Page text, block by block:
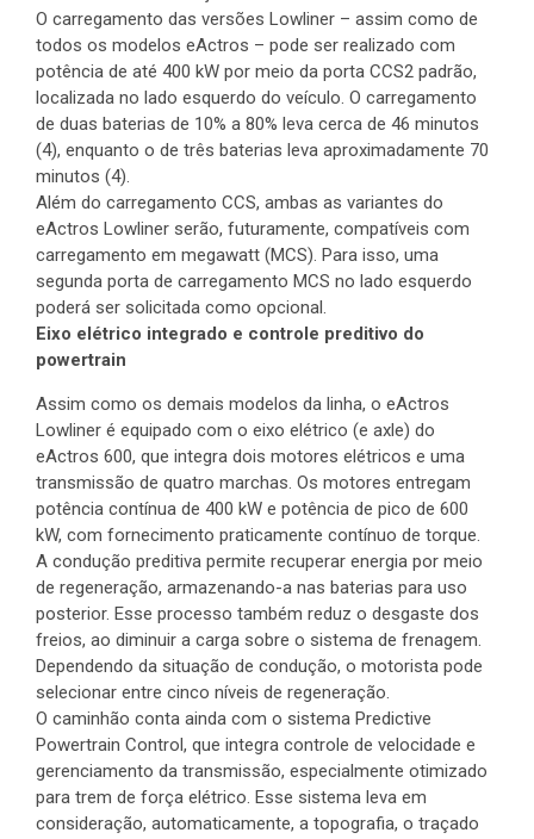
O carregamento das versões Lowliner – assim como de
todos os modelos eActros – pode ser realizado com
potência de até 400 kW por meio da porta CCS2 padrão,
localizada no lado esquerdo do veículo. O carregamento
de duas baterias de 10% a 80% leva cerca de 46 minutos
(4), enquanto o de três baterias leva aproximadamente 70
minutos (4).
Além do carregamento CCS, ambas as variantes do
eActros Lowliner serão, futuramente, compatíveis com
carregamento em megawatt (MCS). Para isso, uma
segunda porta de carregamento MCS no lado esquerdo
poderá ser solicitada como opcional.
Eixo elétrico integrado e controle preditivo do
powertrain
Assim como os demais modelos da linha, o eActros
Lowliner é equipado com o eixo elétrico (e axle) do
eActros 600, que integra dois motores elétricos e uma
transmissão de quatro marchas. Os motores entregam
potência contínua de 400 kW e potência de pico de 600
kW, com fornecimento praticamente contínuo de torque.
A condução preditiva permite recuperar energia por meio
de regeneração, armazenando-a nas baterias para uso
posterior. Esse processo também reduz o desgaste dos
freios, ao diminuir a carga sobre o sistema de frenagem.
Dependendo da situação de condução, o motorista pode
selecionar entre cinco níveis de regeneração.
O caminhão conta ainda com o sistema Predictive
Powertrain Control, que integra controle de velocidade e
gerenciamento da transmissão, especialmente otimizado
para trem de força elétrico. Esse sistema leva em
consideração, automaticamente, a topografia, o traçado